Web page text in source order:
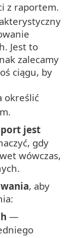
z raportem.
Jest to
zalecamy
ciągu, by
określić
jest
gdy
wówczas,
, aby
—